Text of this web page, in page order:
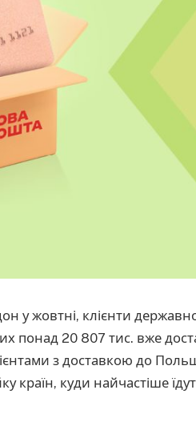
у жовтні, клієнти
понад 20 807 тис. вже
з доставкою до
країн, куди найчастіше